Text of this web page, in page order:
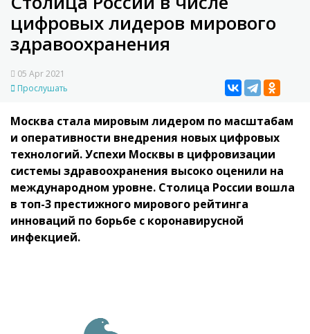
цифровых лидеров мирового
здравоохранения
05 Apr 2021
Прослушать
Москва стала мировым лидером по масштабам
и оперативности внедрения новых цифровых
технологий. Успехи Москвы в цифровизации
системы здравоохранения высоко оценили на
международном уровне. Столица России вошла
в топ-3 престижного мирового рейтинга
инноваций по борьбе с коронавирусной
инфекцией.